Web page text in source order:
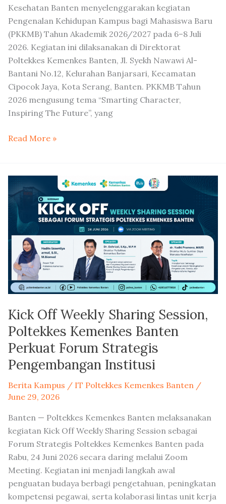
Kesehatan Banten menyelenggarakan kegiatan
Pengenalan Kehidupan Kampus bagi Mahasiswa Baru
(PKKMB) Tahun Akademik 2026/2027 pada 6–8 Juli
2026. Kegiatan ini dilaksanakan di Direktorat
Poltekkes Kemenkes Banten, Jl. Syekh Nawawi Al-
Bantani No.12, Kelurahan Banjarsari, Kecamatan
Cipocok Jaya, Kota Serang, Banten. PKKMB Tahun
2026 mengusung tema “Smarting Character,
Inspiring The Future”, yang
Read More »
Kick Off Weekly Sharing Session,
Poltekkes Kemenkes Banten
Perkuat Forum Strategis
Pengembangan Institusi
Berita Kampus / IT Poltekkes Kemenkes Banten /
June 29, 2026
Banten — Poltekkes Kemenkes Banten melaksanakan
kegiatan Kick Off Weekly Sharing Session sebagai
Forum Strategis Poltekkes Kemenkes Banten pada
Rabu, 24 Juni 2026 secara daring melalui Zoom
Meeting. Kegiatan ini menjadi langkah awal
penguatan budaya berbagi pengetahuan, peningkatan
kompetensi pegawai, serta kolaborasi lintas unit kerja
Off
Weekly
Sharing
Session,
Poltekkes
Kemenkes
Banten
Perkuat
Strategis
Pengembangan